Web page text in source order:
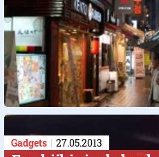
Gadgets 27.05.2013